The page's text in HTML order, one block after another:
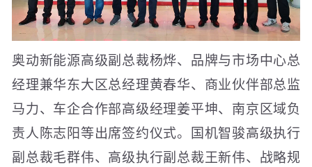
奥动新能源高级副总裁杨烨、品牌与市场中心总
经理兼华东大区总经理黄春华、商业伙伴部总监
马力、车企合作部高级经理姜平坤、南京区域负
责人陈志阳等出席签约仪式。国机智骏高级执行
副总裁毛群伟、高级执行副总裁王新伟、战略规